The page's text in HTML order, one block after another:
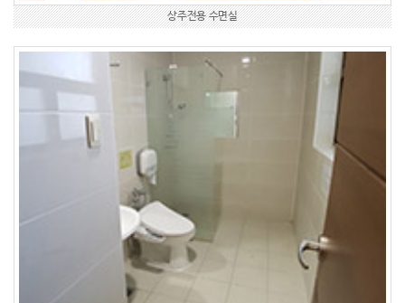
상주전용 수면실